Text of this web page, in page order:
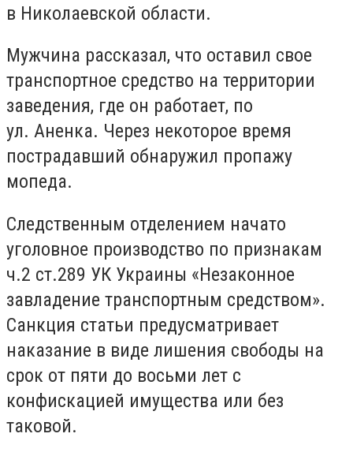
в Николаевской области.
Мужчина рассказал, что оставил свое
транспортное средство на территории
заведения, где он работает, по
ул. Аненка. Через некоторое время
пострадавший обнаружил пропажу
мопеда.
Следственным отделением начато
уголовное производство по признакам
ч.2 ст.289 УК Украины «Незаконное
завладение транспортным средством».
Санкция статьи предусматривает
наказание в виде лишения свободы на
срок от пяти до восьми лет с
конфискацией имущества или без
таковой.